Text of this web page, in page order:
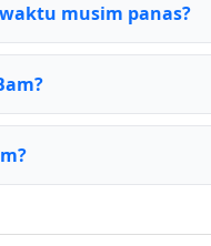
musim panas?